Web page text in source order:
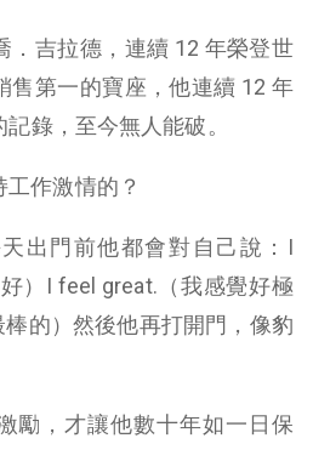
．吉拉德，連續 12 年榮登世
售第一的寶座，他連續 12 年
錄，至今無人能破。
作激情的？
出門前他都會對自己說：I
）I feel great.（我感覺好極
棒的）然後他再打開門，像豹
勵，才讓他數十年如一日保